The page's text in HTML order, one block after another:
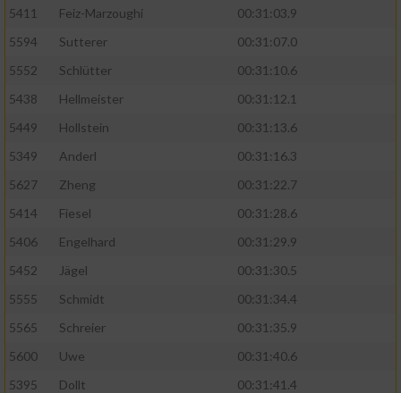
5411
Feiz-Marzoughi
00:31:03.9
5594
Sutterer
00:31:07.0
5552
Schlütter
00:31:10.6
5438
Hellmeister
00:31:12.1
5449
Hollstein
00:31:13.6
5349
Anderl
00:31:16.3
5627
Zheng
00:31:22.7
5414
Fiesel
00:31:28.6
5406
Engelhard
00:31:29.9
5452
Jägel
00:31:30.5
5555
Schmidt
00:31:34.4
5565
Schreier
00:31:35.9
5600
Uwe
00:31:40.6
5395
Dollt
00:31:41.4